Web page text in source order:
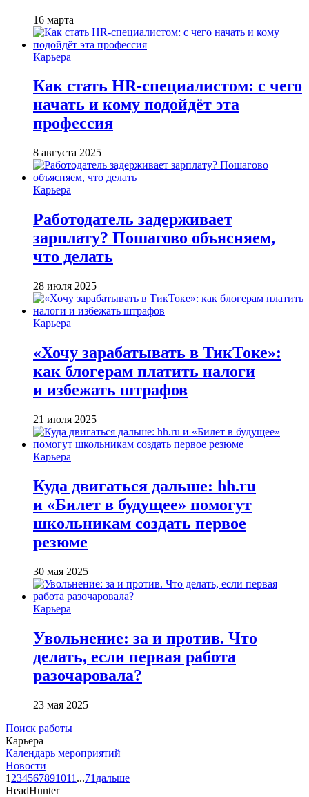
16 марта
Карьера
Как стать HR-специалистом: с чего
начать и кому подойдёт эта
профессия
8 августа 2025
Карьера
Работодатель задерживает
зарплату? Пошагово объясняем,
что делать
28 июля 2025
Карьера
«Хочу зарабатывать в ТикТоке»:
как блогерам платить налоги
и избежать штрафов
21 июля 2025
Карьера
Куда двигаться дальше: hh.ru
и «Билет в будущее» помогут
школьникам создать первое
резюме
30 мая 2025
Карьера
Увольнение: за и против. Что
делать, если первая работа
разочаровала?
23 мая 2025
Поиск работы
Карьера
Календарь мероприятий
Новости
1 234567891011 ...71 дальше
HeadHunter